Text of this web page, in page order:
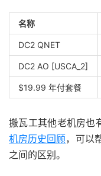
名称
DC2 QNET
DC2 AO [USCA_2]
$19.99 年付套餐
搬瓦工其他老机房也
机房历史回顾，可以
之间的区别。